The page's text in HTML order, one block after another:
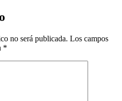
no será publicada. Los campos
*